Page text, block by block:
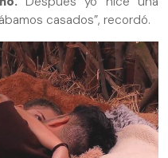
casados”, recordó.